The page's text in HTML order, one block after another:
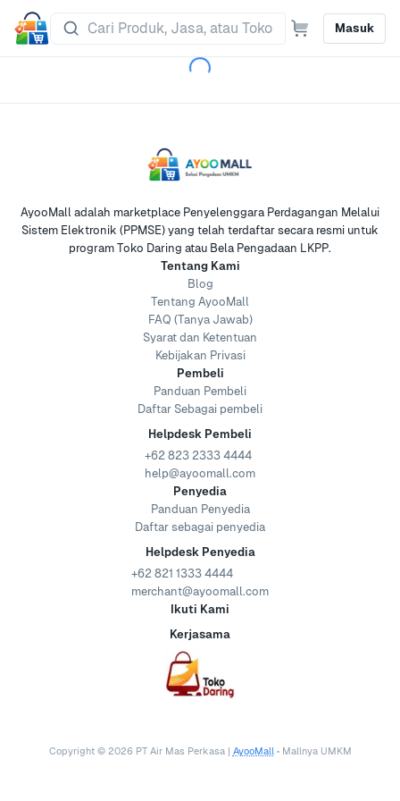
Masuk
AyooMall adalah marketplace Penyelenggara Perdagangan Melalui
Sistem Elektronik (PPMSE) yang telah terdaftar secara resmi untuk
program Toko Daring atau Bela Pengadaan LKPP.
Tentang Kami
Blog
Tentang AyooMall
FAQ (Tanya Jawab)
Syarat dan Ketentuan
Kebijakan Privasi
Pembeli
Panduan Pembeli
Daftar Sebagai pembeli
Helpdesk Pembeli
+62 823 2333 4444
help@ayoomall.com
Penyedia
Panduan Penyedia
Daftar sebagai penyedia
Helpdesk Penyedia
+62 821 1333 4444
merchant@ayoomall.com
Ikuti Kami
Kerjasama
Copyright © 2026 PT Air Mas Perkasa | AyooMall • Mallnya UMKM